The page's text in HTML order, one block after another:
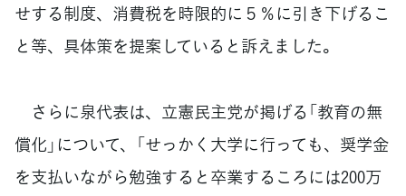
せする制度、消費税を時限的に５％に引き下げるこ
と等、具体策を提案していると訴えました。
さらに泉代表は、立憲民主党が掲げる「教育の無
償化」について、「せっかく大学に行っても、奨学金
を支払いながら勉強すると卒業するころには200万